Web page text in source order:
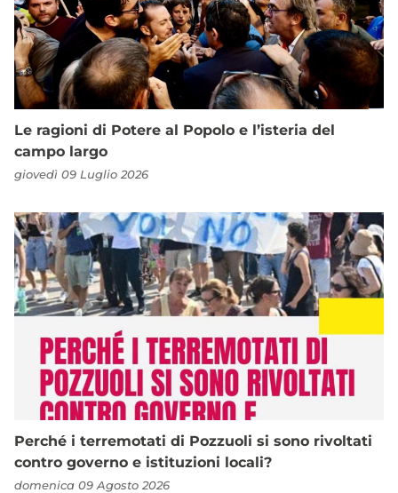
Le ragioni di Potere al Popolo e l’isteria del
campo largo
giovedì 09 Luglio 2026
Perché i terremotati di Pozzuoli si sono rivoltati
contro governo e istituzioni locali?
domenica 09 Agosto 2026